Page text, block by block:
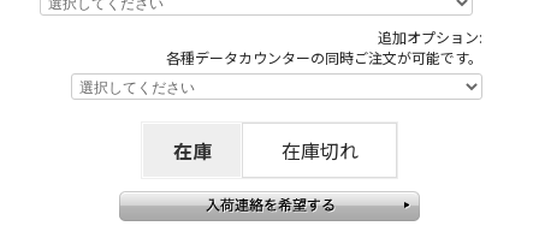
天井の木枠部分に島へ固定する為にホールが空けたネジ穴がありますが、これ
は修復できない部分ですので予めご了承下さい。
追加オプション:
各種データカウンターの同時ご注文が可能です。
在庫 在庫切れ